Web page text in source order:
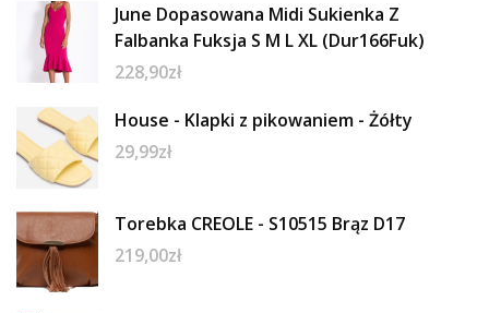
June Dopasowana Midi Sukienka Z
Falbanka Fuksja S M L XL (Dur166Fuk)
228,90zł
House - Klapki z pikowaniem - Żółty
29,99zł
Torebka CREOLE - S10515 Brąz D17
219,00zł